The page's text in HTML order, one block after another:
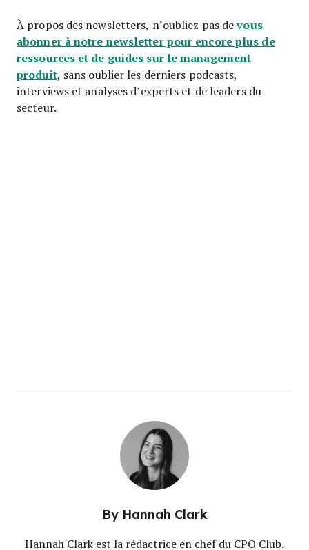
À propos des newsletters, n’oubliez pas devous
abonner à notre newsletter pour encore plus de
ressources et de guides sur le management
produit, sans oublier les derniers podcasts,
interviews et analyses d’experts et de leaders du
secteur.
By Hannah Clark
Hannah Clark est la rédactrice en chef du CPO Club.